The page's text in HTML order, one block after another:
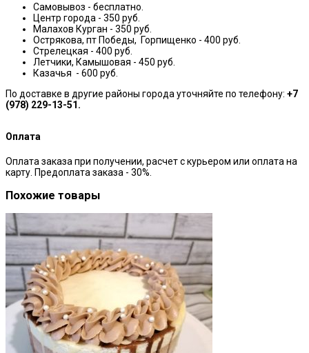
Самовывоз - бесплатно.
Центр города - 350 руб.
Малахов Курган - 350 руб.
Острякова, пт Победы, Горпищенко - 400 руб.
Стрелецкая - 400 руб.
Летчики, Камышовая - 450 руб.
Казачья - 600 руб.
По доставке в другие районы города уточняйте по телефону: +7
(978) 229-13-51.
Оплата
Оплата заказа при получении, расчет с курьером или оплата на
карту. Предоплата заказа - 30%.
Похожие товары